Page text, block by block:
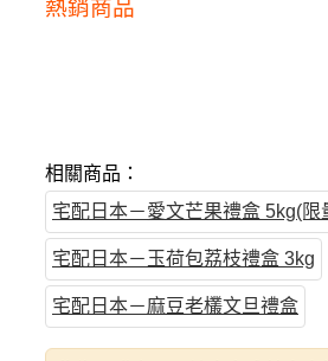
熱銷商品
相關商品：
宅配日本－愛文芒果禮盒 5kg(限
宅配日本－玉荷包荔枝禮盒 3kg
宅配日本－麻豆老欉文旦禮盒